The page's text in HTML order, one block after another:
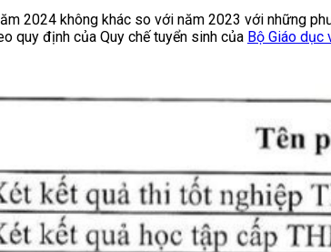
2024 không khác so với năm 2023 với những
quy định của Quy chế tuyển sinh của Bộ Giáo dục